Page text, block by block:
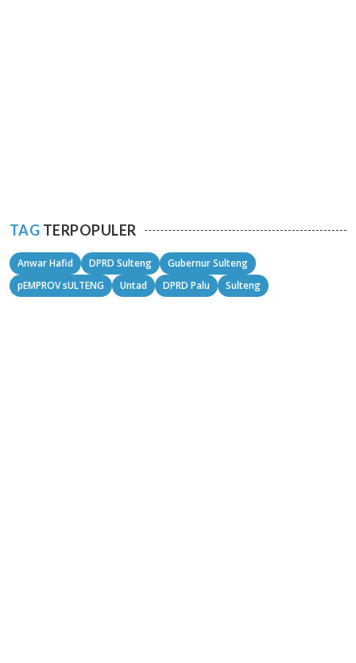
TAG TERPOPULER
Anwar Hafid DPRD Sulteng
Gubernur Sulteng
pEMPROV sULTENG
Untad DPRD Palu Sulteng